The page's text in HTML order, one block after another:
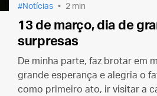
Notícias 2 min
13 de março, dia de
surpresas
De minha parte, faz brotar em
grande esperança e alegria o
como primeiro ato, ir visitar a